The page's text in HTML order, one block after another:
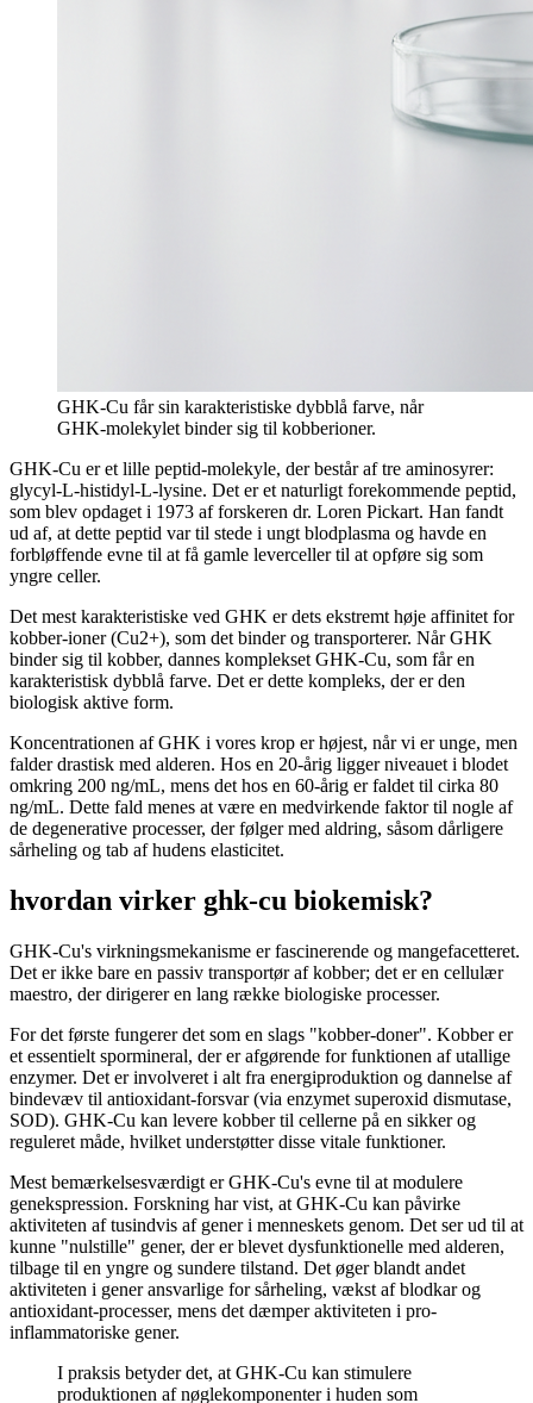
GHK-Cu får sin karakteristiske dybblå farve, når
GHK-molekylet binder sig til kobberioner.
GHK-Cu er et lille peptid-molekyle, der består af tre aminosyrer:
glycyl-L-histidyl-L-lysine. Det er et naturligt forekommende peptid,
som blev opdaget i 1973 af forskeren dr. Loren Pickart. Han fandt
ud af, at dette peptid var til stede i ungt blodplasma og havde en
forbløffende evne til at få gamle leverceller til at opføre sig som
yngre celler.
Det mest karakteristiske ved GHK er dets ekstremt høje affinitet for
kobber-ioner (Cu2+), som det binder og transporterer. Når GHK
binder sig til kobber, dannes komplekset GHK-Cu, som får en
karakteristisk dybblå farve. Det er dette kompleks, der er den
biologisk aktive form.
Koncentrationen af GHK i vores krop er højest, når vi er unge, men
falder drastisk med alderen. Hos en 20-årig ligger niveauet i blodet
omkring 200 ng/mL, mens det hos en 60-årig er faldet til cirka 80
ng/mL. Dette fald menes at være en medvirkende faktor til nogle af
de degenerative processer, der følger med aldring, såsom dårligere
sårheling og tab af hudens elasticitet.
hvordan virker ghk-cu biokemisk?
GHK-Cu's virkningsmekanisme er fascinerende og mangefacetteret.
Det er ikke bare en passiv transportør af kobber; det er en cellulær
maestro, der dirigerer en lang række biologiske processer.
For det første fungerer det som en slags "kobber-doner". Kobber er
et essentielt spormineral, der er afgørende for funktionen af utallige
enzymer. Det er involveret i alt fra energiproduktion og dannelse af
bindevæv til antioxidant-forsvar (via enzymet superoxid dismutase,
SOD). GHK-Cu kan levere kobber til cellerne på en sikker og
reguleret måde, hvilket understøtter disse vitale funktioner.
Mest bemærkelsesværdigt er GHK-Cu's evne til at modulere
genekspression. Forskning har vist, at GHK-Cu kan påvirke
aktiviteten af tusindvis af gener i menneskets genom. Det ser ud til at
kunne "nulstille" gener, der er blevet dysfunktionelle med alderen,
tilbage til en yngre og sundere tilstand. Det øger blandt andet
aktiviteten i gener ansvarlige for sårheling, vækst af blodkar og
antioxidant-processer, mens det dæmper aktiviteten i pro-
inflammatoriske gener.
I praksis betyder det, at GHK-Cu kan stimulere
produktionen af nøglekomponenter i huden som